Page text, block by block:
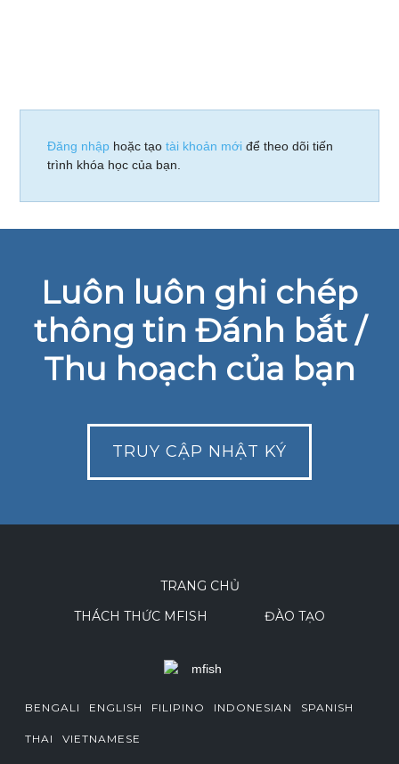
Đăng nhập hoặc tạotài khoản mới để theo dõi tiến
trình khóa học của bạn.
Luôn luôn ghi chép
thông tin Đánh bắt /
Thu hoạch của bạn
TRUY CẬP NHẬT KÝ
TRANG CHỦ
THÁCH THỨC MFISH
ĐÀO TẠO
BENGALI ENGLISH FILIPINO INDONESIAN SPANISH
THAI VIETNAMESE